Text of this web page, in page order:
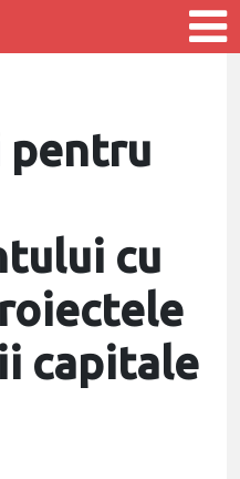
pentru
cu
capitale